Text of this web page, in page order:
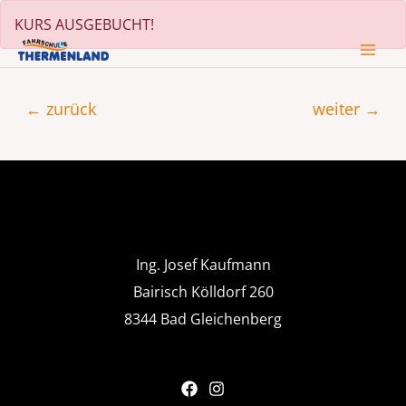
Inhalt
springen
KURS AUSGEBUCHT!
Beitragsnavigation
← zurück weiter →
Ing. Josef Kaufmann
Bairisch Kölldorf 260
8344 Bad Gleichenberg